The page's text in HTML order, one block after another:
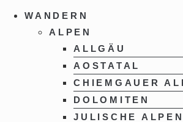
WANDERN
ALPEN
ALLGÄU
AOSTATAL
CHIEMGAUER
DOLOMITEN
JULISCHE ALPEN